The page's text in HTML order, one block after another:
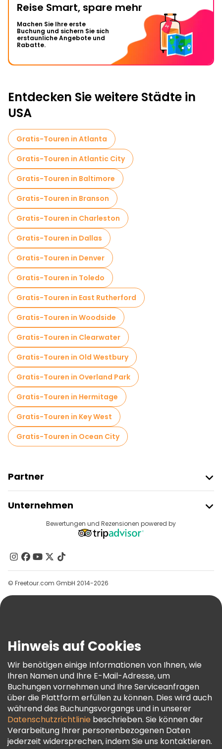
Reise Smart, spare mehr
Machen Sie Ihre erste
Buchung und sichern Sie sich
erstaunliche Angebote und
Rabatte.
Entdecken Sie weitere Städte in
USA
Gratis-Touren in Atlanta
Gratis-Touren in Atlantic City
Gratis-Touren in Baltimore
Gratis-Touren in Branson
Gratis-Touren in Charleston
Gratis-Touren in Dallas
Gratis-Touren in Denver
Gratis-Touren in Toledo
Gratis-Touren in East Rutherford
Gratis-Touren in Woodside
Gratis-Touren in Clearwater
Gratis-Touren in Old Westbury
Gratis-Touren in Overland Park
Gratis-Touren in Hermitage
Gratis-Touren in Key West
Gratis-Touren in Ocean City
Partner
Anbieter-Anmeldung
Affiliate-Programm
Unternehmen
Reiseziele
Kontakt
Gruppen
Hilfe
AGB Und Rechtliches
Cookie-Richtlinie
Freetour Auszeichnungen
Treueprogramm
Bewertungen und Rezensionen powered by
© Freetour.com GmbH 2014-2026
Hinweis auf Cookies
Wir benötigen einige Informationen von Ihnen, wie
Ihren Namen und Ihre E-Mail-Adresse, um
Buchungen vornehmen und Ihre Serviceanfragen
über die Plattform erfüllen zu können. Dies wird auch
während des Buchungsvorgangs und in unserer
Datenschutzrichtlinie beschrieben. Sie können der
Verarbeitung Ihrer personenbezogenen Daten
jederzeit widersprechen, indem Sie uns kontaktieren.